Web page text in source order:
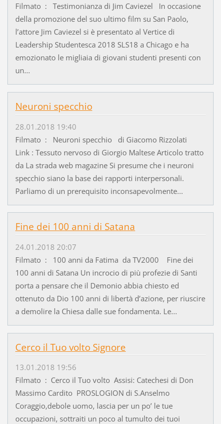
Filmato : Testimonianza di Jim Caviezel In occasione
della promozione del suo ultimo film su San Paolo,
l’attore Jim Caviezel si è presentato al Vertice di
Leadership Studentesca 2018 SLS18 a Chicago e ha
emozionato le migliaia di giovani studenti presenti con
un...
Neuroni specchio
28.01.2018 19:40
Filmato : Neuroni specchio di Giacomo Rizzolati
Link : Tessuto nervoso di Giorgio Maltese Articolo tratto
da La strada web magazine Si presume che i neuroni
specchio siano la base dei rapporti interpersonali.
Parliamo di un prerequisito inconsapevolmente...
Fine dei 100 anni di Satana
24.01.2018 20:07
Filmato : 100 anni da Fatima da TV2000 Fine dei
100 anni di Satana Un incrocio di più profezie di Santi
porta a pensare che il Demonio abbia chiesto ed
ottenuto da Dio 100 anni di libertà d’azione, per riuscire
a demolire la Chiesa dalle sue fondamenta. Le...
Cerco il Tuo volto Signore
13.01.2018 19:56
Filmato : Cerco il Tuo volto Assisi: Catechesi di Don
Massimo Cardito PROSLOGION di S.Anselmo
Coraggio,debole uomo, lascia per un po’ le tue
occupazioni, sottraiti un poco al tumulto dei tuoi